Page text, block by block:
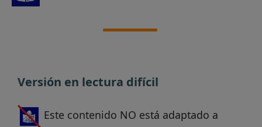
Versión en lectura difícil
Este contenido NO está adaptado a